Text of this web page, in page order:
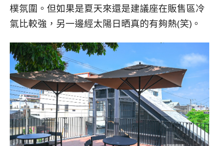
樸氛圍。但如果是夏天來還是建議座在販售區冷
氣比較強，另一邊經太陽日晒真的有夠熱(笑)。